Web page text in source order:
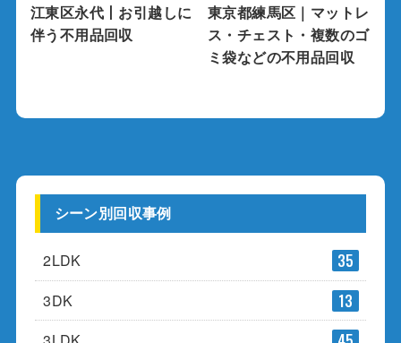
江東区永代丨お引越しに
伴う不用品回収
東京都練馬区｜マットレ
ス・チェスト・複数のゴ
ミ袋などの不用品回収
シーン別回収事例
2LDK 35
3DK 13